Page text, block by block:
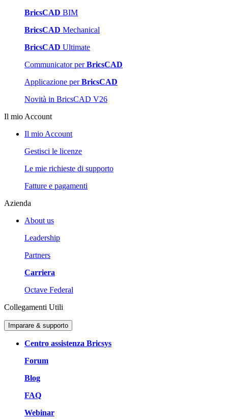
BricsCAD BIM
BricsCAD Mechanical
BricsCAD Ultimate
Communicator perBricsCAD
Applicazione perBricsCAD
Novità in BricsCAD V26
Il mio Account
Il mio Account
Gestisci le licenze
Le mie richieste di supporto
Fatture e pagamenti
Azienda
About us
Leadership
Partners
Carriera
Octave Federal
Collegamenti Utili
Imparare & supporto
Centro assistenza Bricsys
Forum
Blog
FAQ
Webinar